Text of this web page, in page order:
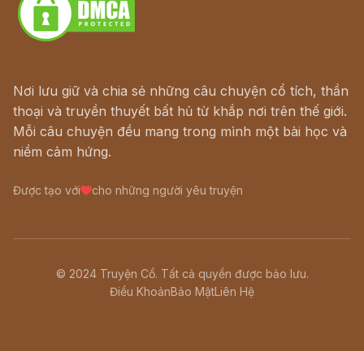
Nơi lưu giữ và chia sẻ những câu chuyện cổ tích, thần
thoại và truyền thuyết bất hủ từ khắp nơi trên thế giới.
Mỗi câu chuyện đều mang trong mình một bài học và
niềm cảm hứng.
Được tạo với cho những người yêu truyện
© 2024 Truyện Cổ. Tất cả quyền được bảo lưu.
Điều KhoảnBảo MậtLiên Hệ